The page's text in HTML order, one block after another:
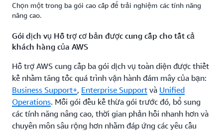
Chọn một trong ba gói cao cấp để trải nghiệm các tính năng
nâng cao.
Gói dịch vụ Hỗ trợ cơ bản được cung cấp cho tất cả
khách hàng của AWS
Hỗ trợ AWS cung cấp ba gói dịch vụ toàn diện được thiết
kế nhằm tăng tốc quá trình vận hành đám mây của bạn:
Business Support+, Enterprise Support và Unified
Operations. Mỗi gói đều kế thừa gói trước đó, bổ sung
các tính năng nâng cao, thời gian phản hồi nhanh hơn và
chuyên môn sâu rộng hơn nhằm đáp ứng các yêu cầu